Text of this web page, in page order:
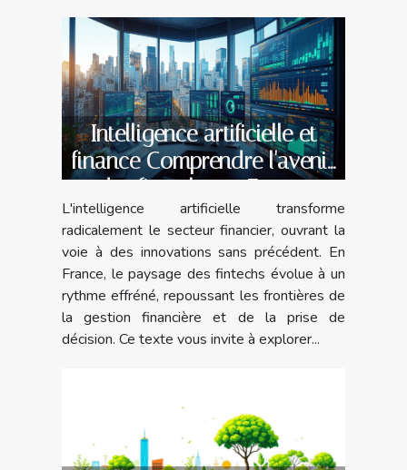
Intelligence artificielle et
finance Comprendre l'avenir
des fintechs en France
L'intelligence artificielle transforme
radicalement le secteur financier, ouvrant la
voie à des innovations sans précédent. En
France, le paysage des fintechs évolue à un
rythme effréné, repoussant les frontières de
la gestion financière et de la prise de
décision. Ce texte vous invite à explorer...